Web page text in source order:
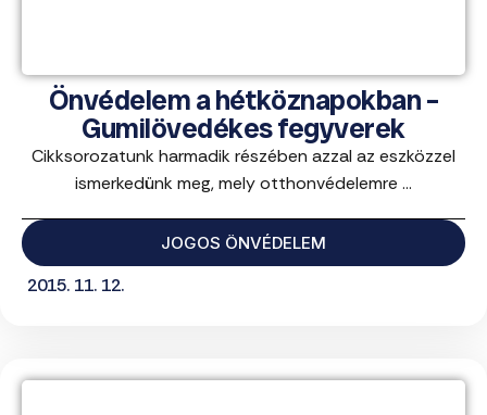
Önvédelem a hétköznapokban –
Gumilövedékes fegyverek
Cikksorozatunk harmadik részében azzal az eszközzel
ismerkedünk meg, mely otthonvédelemre ...
JOGOS ÖNVÉDELEM
2015. 11. 12.